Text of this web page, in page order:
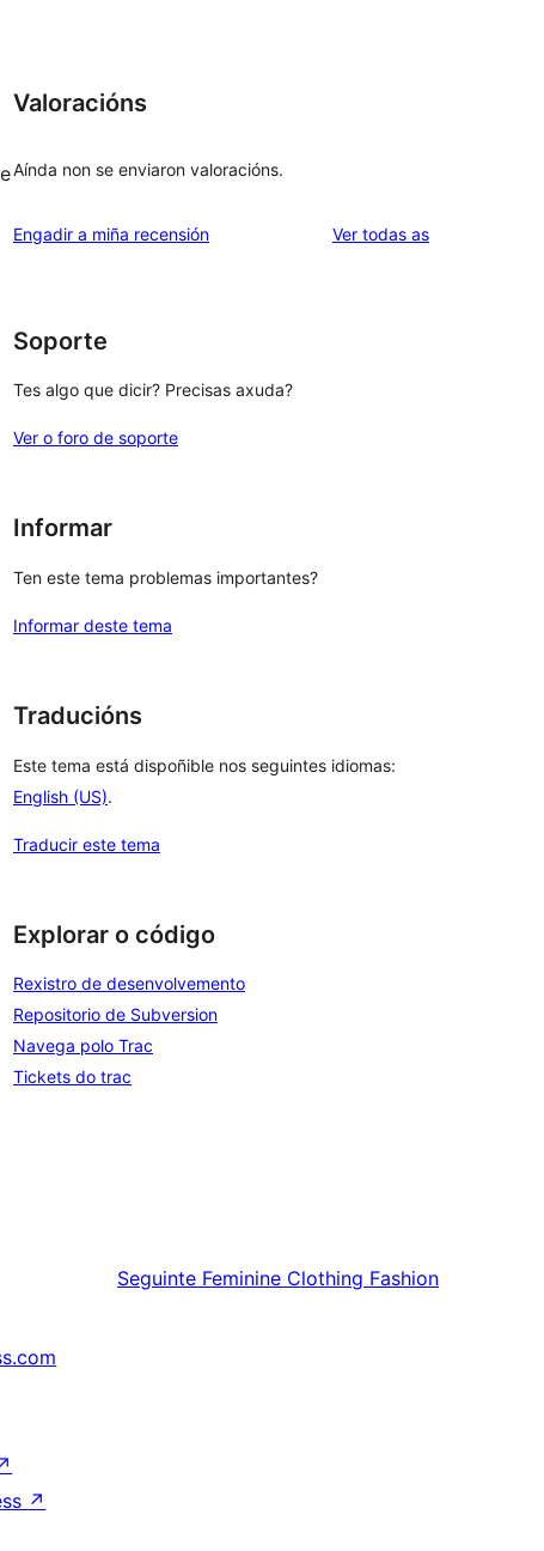
Valoracións
Aínda non se enviaron valoracións.
Engadir a miña recensión Ver todas asvaloracións
Soporte
Tes algo que dicir? Precisas axuda?
Ver o foro de soporte
Informar
Ten este tema problemas importantes?
Informar deste tema
Traducións
Este tema está dispoñible nos seguintes idiomas:
English (US).
Traducir este tema
Explorar o código
Rexistro de desenvolvemento
Repositorio de Subversion
Navega polo Trac
Tickets do trac
Seguinte Feminine Clothing Fashion
↗